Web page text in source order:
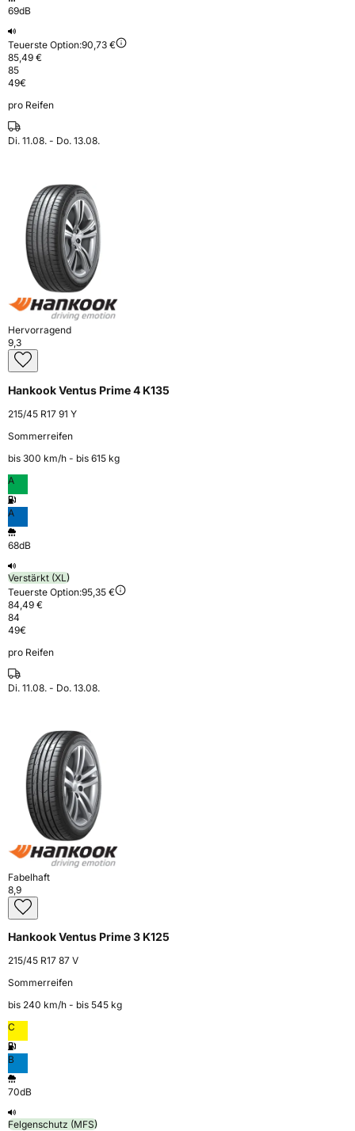
69dB
Teuerste Option:90,73 €
85,49 €
85
49€
pro Reifen
Di. 11.08. - Do. 13.08.
Hervorragend
9,3
Hankook Ventus Prime 4 K135
215/45 R17 91 Y
Sommerreifen
bis 300 km⁠/⁠h - bis 615 kg
A
A
68dB
Verstärkt (XL)
Teuerste Option:95,35 €
84,49 €
84
49€
pro Reifen
Di. 11.08. - Do. 13.08.
Fabelhaft
8,9
Hankook Ventus Prime 3 K125
215/45 R17 87 V
Sommerreifen
bis 240 km⁠/⁠h - bis 545 kg
C
B
70dB
Felgenschutz (MFS)